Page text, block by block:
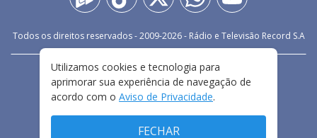
Todos os direitos reservados - 2009-2026- Rádio e Televisão Record S.A
FALE CONOSCO
PRIVACIDADE
TERMOS E CONDIÇÕES DE USO
Utilizamos cookies e tecnologia para
aprimorar sua experiência de navegação de
acordo com o Aviso de Privacidade.
FECHAR